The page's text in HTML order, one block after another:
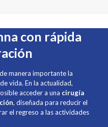
con rápida
manera importante la
vida. En la actualidad,
acceder a una cirugía
, diseñada para reducir el
el regreso a las actividades